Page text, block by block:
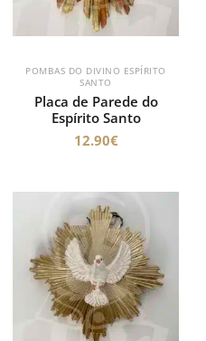
POMBAS DO DIVINO ESPÍRITO
SANTO
Placa de Parede do
Espírito Santo
12.90€